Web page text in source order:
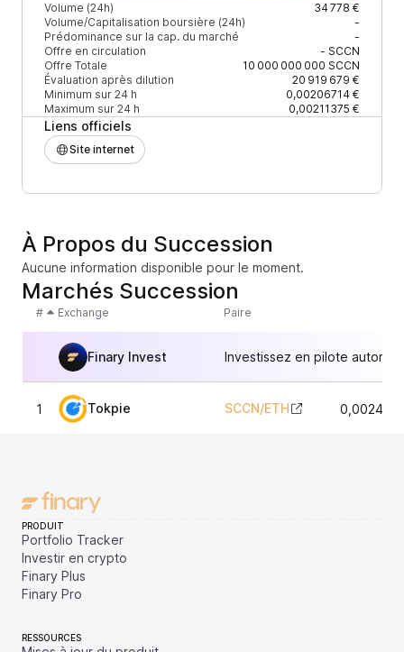
Volume (24h)
34 778 €
Volume/Capitalisation boursière (24h)
-
Prédominance sur la cap. du marché
-
Offre en circulation
- SCCN
Offre Totale
10 000 000 000 SCCN
Évaluation après dilution
20 919 679 €
Minimum sur 24 h
0,00206714 €
Maximum sur 24 h
0,00211375 €
Liens officiels
Site internet
À Propos du Succession
Aucune information disponible pour le moment.
Marchés Succession
# Exchange Paire
Finary Invest Investissez en pilote
1 Tokpie SCCN/ETH
PRODUIT
Portfolio Tracker
Investir en crypto
Finary Plus
Finary Pro
RESSOURCES